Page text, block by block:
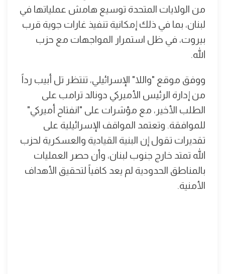
من الولايات المتحدة توسيع هامش عملياتها في
لبنان، بما في ذلك إمكانية تنفيذ غارات جوية قرب
بيروت، في ظل استمرار المواجهات مع حزب
الله.
ووفق موقع "واللا" الإسرائيلي، تنتظر تل أبيب رداً
من إدارة الرئيس الأميركي دونالد ترامب على
الطلب الأخير، مع مؤشرات على "انفتاح أميركي"
للموافقة. وتعتمد المواقف الإسرائيلية على
تقديرات تقول إن البنية القيادية والعسكرية لحزب
الله تمتد خارج جنوب لبنان، وأن حصر العمليات
بالمناطق الحدودية لم يعد كافياً لتحقيق الأهداف
الأمنية.